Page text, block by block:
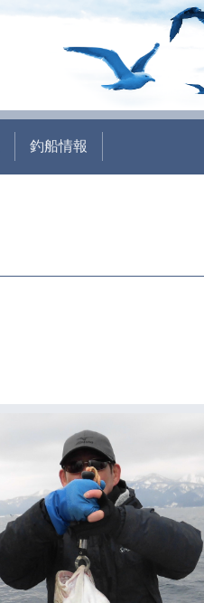
釣船情報